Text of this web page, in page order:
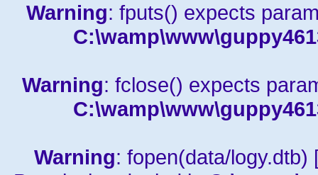
Warning: fputs() expects
Warning: fclose() expects
Warning: fopen(data/logy.dtb)